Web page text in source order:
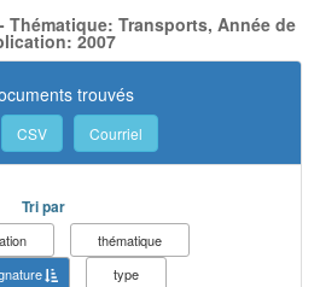
Thématique: Transports, Année de
2007
trouvés
CSV Courriel
Tri par
thématique
type